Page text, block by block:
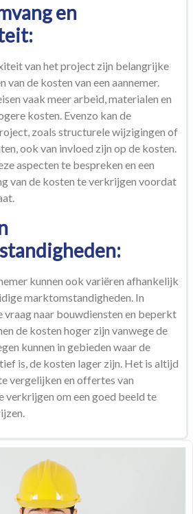
en
van het project zijn belangrijke
de kosten van een aannemer.
vaak meer arbeid, materialen en
kosten. Evenzo kan de
zoals structurele wijzigingen of
ook van invloed zijn op de kosten.
aspecten te bespreken en een
van de kosten te verkrijgen voordat
kunnen ook variëren afhankelijk
marktomstandigheden. In
vraag naar bouwdiensten en beperkt
de kosten hoger zijn vanwege de
kunnen in gebieden waar de
is, de kosten lager zijn. Het is altijd
vergelijken en offertes van
verkrijgen om een goed beeld te